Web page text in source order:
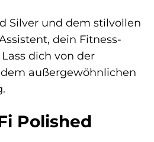
Silver und dem stilvollen
dein Fitness-
dich von der
außergewöhnlichen
Polished